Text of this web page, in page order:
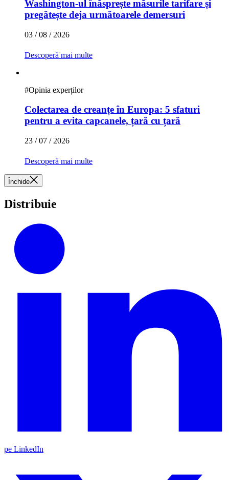
Washington-ul înăsprește măsurile tarifare și
pregătește deja următoarele demersuri
03 / 08 / 2026
Descoperă mai multe
#Opinia experților
Colectarea de creanțe în Europa: 5 sfaturi
pentru a evita capcanele, țară cu țară
23 / 07 / 2026
Descoperă mai multe
Închide
Distribuie
pe LinkedIn